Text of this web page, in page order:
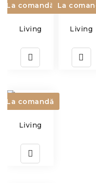
La comandă
Living
La
Living
La comandă
Living